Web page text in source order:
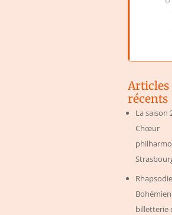
Articles
récents
La saison
Chœur
billetterie